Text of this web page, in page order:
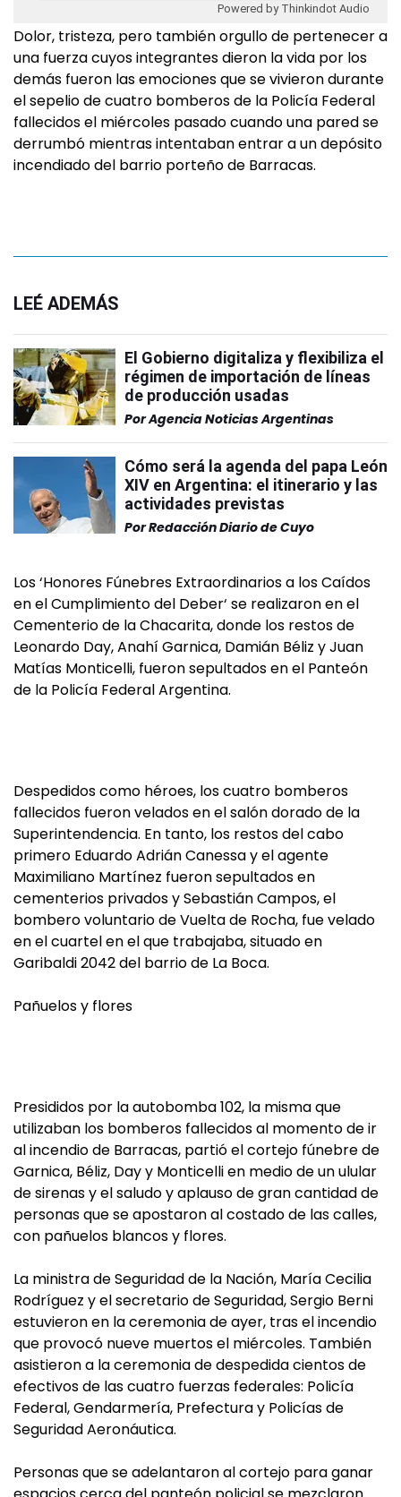
Powered by Thinkindot Audio
Dolor, tristeza, pero también orgullo de pertenecer a
una fuerza cuyos integrantes dieron la vida por los
demás fueron las emociones que se vivieron durante
el sepelio de cuatro bomberos de la Policía Federal
fallecidos el miércoles pasado cuando una pared se
derrumbó mientras intentaban entrar a un depósito
incendiado del barrio porteño de Barracas.
LEÉ ADEMÁS
El Gobierno digitaliza y flexibiliza el
régimen de importación de líneas
de producción usadas
PorAgencia Noticias Argentinas
Cómo será la agenda del papa León
XIV en Argentina: el itinerario y las
actividades previstas
PorRedacción Diario de Cuyo
Los ‘Honores Fúnebres Extraordinarios a los Caídos
en el Cumplimiento del Deber‘ se realizaron en el
Cementerio de la Chacarita, donde los restos de
Leonardo Day, Anahí Garnica, Damián Béliz y Juan
Matías Monticelli, fueron sepultados en el Panteón
de la Policía Federal Argentina.
Despedidos como héroes, los cuatro bomberos
fallecidos fueron velados en el salón dorado de la
Superintendencia. En tanto, los restos del cabo
primero Eduardo Adrián Canessa y el agente
Maximiliano Martínez fueron sepultados en
cementerios privados y Sebastián Campos, el
bombero voluntario de Vuelta de Rocha, fue velado
en el cuartel en el que trabajaba, situado en
Garibaldi 2042 del barrio de La Boca.
Pañuelos y flores
Presididos por la autobomba 102, la misma que
utilizaban los bomberos fallecidos al momento de ir
al incendio de Barracas, partió el cortejo fúnebre de
Garnica, Béliz, Day y Monticelli en medio de un ulular
de sirenas y el saludo y aplauso de gran cantidad de
personas que se apostaron al costado de las calles,
con pañuelos blancos y flores.
La ministra de Seguridad de la Nación, María Cecilia
Rodríguez y el secretario de Seguridad, Sergio Berni
estuvieron en la ceremonia de ayer, tras el incendio
que provocó nueve muertos el miércoles. También
asistieron a la ceremonia de despedida cientos de
efectivos de las cuatro fuerzas federales: Policía
Federal, Gendarmería, Prefectura y Policías de
Seguridad Aeronáutica.
Personas que se adelantaron al cortejo para ganar